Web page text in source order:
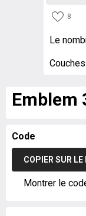
8
Le
Couches
Emblem
Code
COPIER SUR
Montrer le